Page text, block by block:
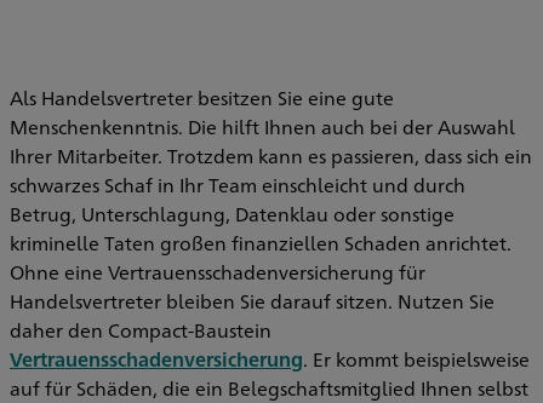
Als Handelsvertreter besitzen Sie eine gute
Menschenkenntnis. Die hilft Ihnen auch bei der Auswahl
Ihrer Mitarbeiter. Trotzdem kann es passieren, dass sich ein
schwarzes Schaf in Ihr Team einschleicht und durch
Betrug, Unterschlagung, Datenklau oder sonstige
kriminelle Taten großen finanziellen Schaden anrichtet.
Ohne eine Vertrauensschadenversicherung für
Handelsvertreter bleiben Sie darauf sitzen. Nutzen Sie
daher den Compact-Baustein
Vertrauensschadenversicherung. Er kommt beispielsweise
auf für Schäden, die ein Belegschaftsmitglied Ihnen selbst